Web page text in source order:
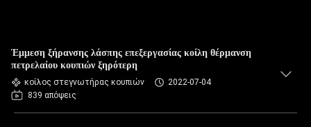
Έμμεση ξήρανσης λάσπης επεξεργασίας κοίλη θέρμανση
πετρελαίου κουπιών ξηρότερη
κοίλος στεγνωτήρας κουπιών
2022-07-04
839 απόψεις